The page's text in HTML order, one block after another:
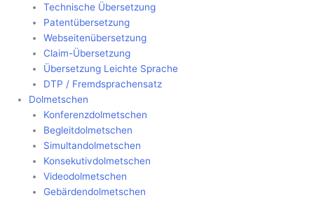
Technische Übersetzung
Patentübersetzung
Webseitenübersetzung
Claim-Übersetzung
Übersetzung Leichte Sprache
DTP / Fremdsprachensatz
Dolmetschen
Konferenzdolmetschen
Begleitdolmetschen
Simultandolmetschen
Konsekutivdolmetschen
Videodolmetschen
Gebärdendolmetschen